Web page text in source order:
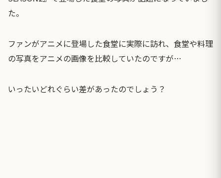
た。
ファンがアニメに登場した食堂に実際に訪れ、食堂や料理
の写真をアニメの画像を比較していたのですが…
いったいどれぐらい差があったのでしょう？